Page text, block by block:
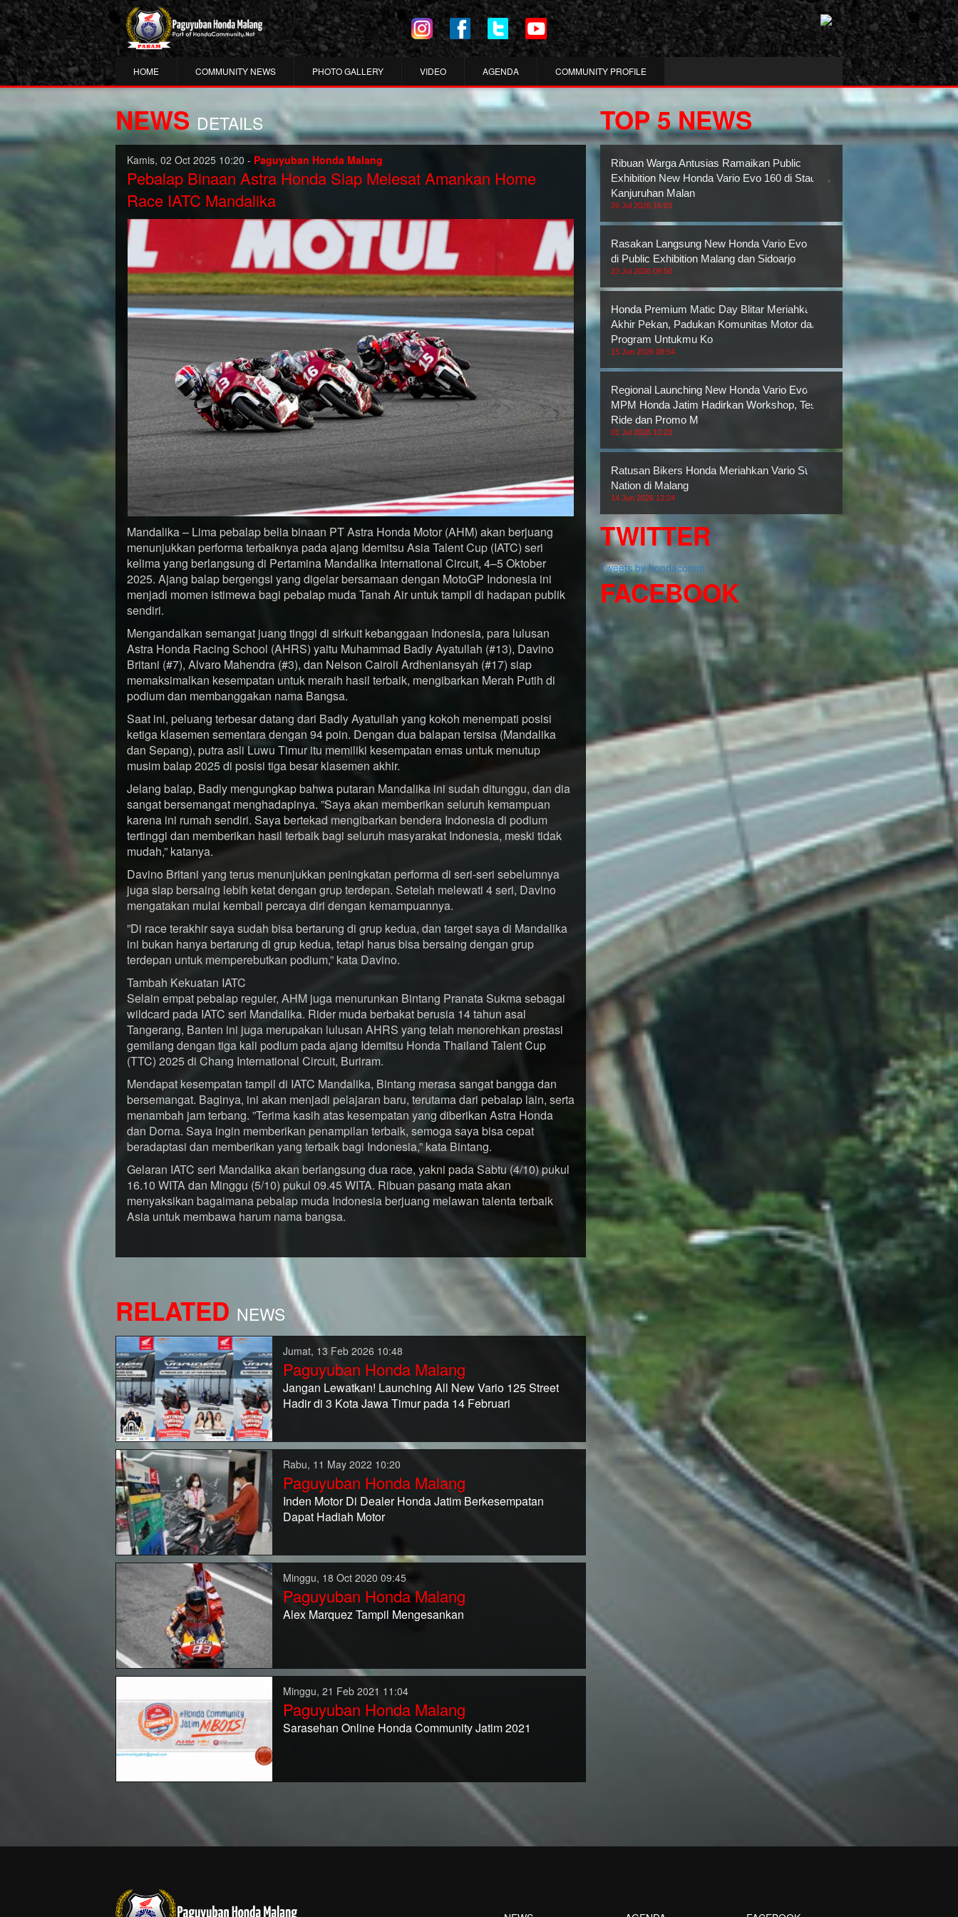
HOME COMMUNITY NEWS PHOTO GALLERY VIDEO AGENDA COMMUNITY PROFILE
NEWS DETAILS
Kamis, 02 Oct 2025 10:20 - Paguyuban Honda Malang
Pebalap Binaan Astra Honda Siap Melesat Amankan Home
Race IATC Mandalika
Mandalika – Lima pebalap belia binaan PT Astra Honda Motor (AHM) akan berjuang
menunjukkan performa terbaiknya pada ajang Idemitsu Asia Talent Cup (IATC) seri
kelima yang berlangsung di Pertamina Mandalika International Circuit, 4–5 Oktober
2025. Ajang balap bergengsi yang digelar bersamaan dengan MotoGP Indonesia ini
menjadi momen istimewa bagi pebalap muda Tanah Air untuk tampil di hadapan publik
sendiri.
Mengandalkan semangat juang tinggi di sirkuit kebanggaan Indonesia, para lulusan
Astra Honda Racing School (AHRS) yaitu Muhammad Badly Ayatullah (#13), Davino
Britani (#7), Alvaro Mahendra (#3), dan Nelson Cairoli Ardheniansyah (#17) siap
memaksimalkan kesempatan untuk meraih hasil terbaik, mengibarkan Merah Putih di
podium dan membanggakan nama Bangsa.
Saat ini, peluang terbesar datang dari Badly Ayatullah yang kokoh menempati posisi
ketiga klasemen sementara dengan 94 poin. Dengan dua balapan tersisa (Mandalika
dan Sepang), putra asli Luwu Timur itu memiliki kesempatan emas untuk menutup
musim balap 2025 di posisi tiga besar klasemen akhir.
Jelang balap, Badly mengungkap bahwa putaran Mandalika ini sudah ditunggu, dan dia
sangat bersemangat menghadapinya. ”Saya akan memberikan seluruh kemampuan
karena ini rumah sendiri. Saya bertekad mengibarkan bendera Indonesia di podium
tertinggi dan memberikan hasil terbaik bagi seluruh masyarakat Indonesia, meski tidak
mudah,” katanya.
Davino Britani yang terus menunjukkan peningkatan performa di seri-seri sebelumnya
juga siap bersaing lebih ketat dengan grup terdepan. Setelah melewati 4 seri, Davino
mengatakan mulai kembali percaya diri dengan kemampuannya.
”Di race terakhir saya sudah bisa bertarung di grup kedua, dan target saya di Mandalika
ini bukan hanya bertarung di grup kedua, tetapi harus bisa bersaing dengan grup
terdepan untuk memperebutkan podium,” kata Davino.
Tambah Kekuatan IATC
Selain empat pebalap reguler, AHM juga menurunkan Bintang Pranata Sukma sebagai
wildcard pada IATC seri Mandalika. Rider muda berbakat berusia 14 tahun asal
Tangerang, Banten ini juga merupakan lulusan AHRS yang telah menorehkan prestasi
gemilang dengan tiga kali podium pada ajang Idemitsu Honda Thailand Talent Cup
(TTC) 2025 di Chang International Circuit, Buriram.
Mendapat kesempatan tampil di IATC Mandalika, Bintang merasa sangat bangga dan
bersemangat. Baginya, ini akan menjadi pelajaran baru, terutama dari pebalap lain, serta
menambah jam terbang. ”Terima kasih atas kesempatan yang diberikan Astra Honda
dan Dorna. Saya ingin memberikan penampilan terbaik, semoga saya bisa cepat
beradaptasi dan memberikan yang terbaik bagi Indonesia,” kata Bintang.
Gelaran IATC seri Mandalika akan berlangsung dua race, yakni pada Sabtu (4/10) pukul
16.10 WITA dan Minggu (5/10) pukul 09.45 WITA. Ribuan pasang mata akan
menyaksikan bagaimana pebalap muda Indonesia berjuang melawan talenta terbaik
Asia untuk membawa harum nama bangsa.
RELATED NEWS
Jumat, 13 Feb 2026 10:48
Paguyuban Honda Malang
Jangan Lewatkan! Launching All New Vario 125 Street
Hadir di 3 Kota Jawa Timur pada 14 Februari
Rabu, 11 May 2022 10:20
Paguyuban Honda Malang
Inden Motor Di Dealer Honda Jatim Berkesempatan
Dapat Hadiah Motor
Minggu, 18 Oct 2020 09:45
Paguyuban Honda Malang
Alex Marquez Tampil Mengesankan
Minggu, 21 Feb 2021 11:04
Paguyuban Honda Malang
Sarasehan Online Honda Community Jatim 2021
TOP 5 NEWS
Ribuan Warga Antusias Ramaikan Public
Exhibition New Honda Vario Evo 160 di Stadion
Kanjuruhan Malan
26 Jul 2026 16:03
Rasakan Langsung New Honda Vario Evo 160
di Public Exhibition Malang dan Sidoarjo
23 Jul 2026 09:50
Honda Premium Matic Day Blitar Meriahkan
Akhir Pekan, Padukan Komunitas Motor dan
Program Untukmu Ko
15 Jun 2026 08:54
Regional Launching New Honda Vario Evo 160,
MPM Honda Jatim Hadirkan Workshop, Test
Ride dan Promo M
01 Jul 2026 10:23
Ratusan Bikers Honda Meriahkan Vario Street
Nation di Malang
14 Jun 2026 13:24
TWITTER
Tweets by hondacomm
FACEBOOK